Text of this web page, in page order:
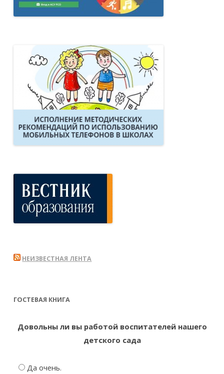
НЕИЗВЕСТНАЯ ЛЕНТА
ГОСТЕВАЯ КНИГА
Довольны ли вы работой воспитателей нашего
детского сада
Да очень.